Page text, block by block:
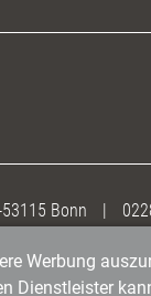
53115 Bonn |
Werbung
Dienstleister